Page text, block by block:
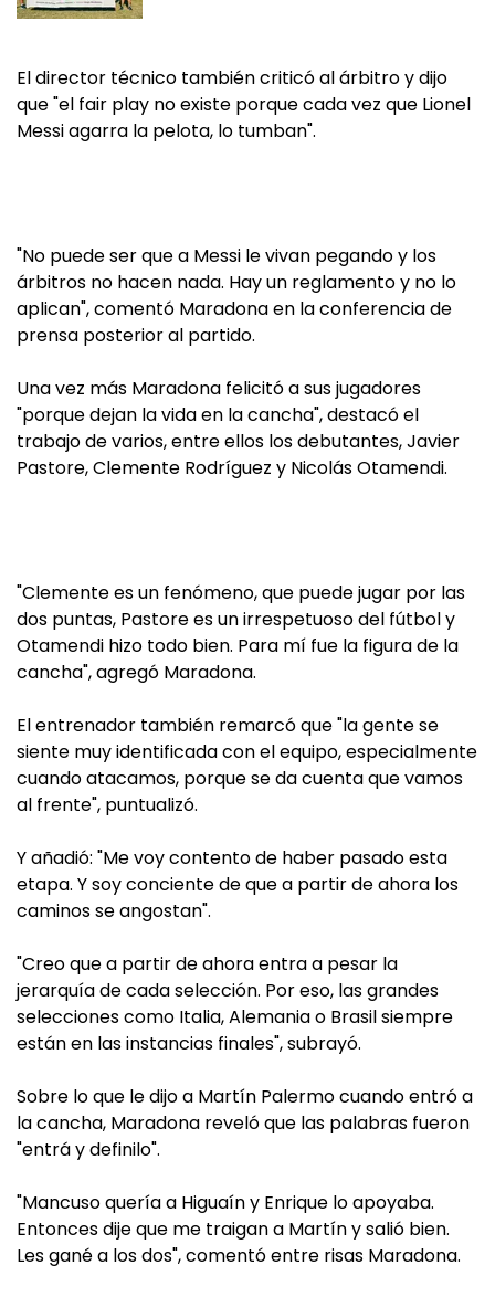
El director técnico también criticó al árbitro y dijo
que "el fair play no existe porque cada vez que Lionel
Messi agarra la pelota, lo tumban".
"No puede ser que a Messi le vivan pegando y los
árbitros no hacen nada. Hay un reglamento y no lo
aplican", comentó Maradona en la conferencia de
prensa posterior al partido.
Una vez más Maradona felicitó a sus jugadores
"porque dejan la vida en la cancha", destacó el
trabajo de varios, entre ellos los debutantes, Javier
Pastore, Clemente Rodríguez y Nicolás Otamendi.
"Clemente es un fenómeno, que puede jugar por las
dos puntas, Pastore es un irrespetuoso del fútbol y
Otamendi hizo todo bien. Para mí fue la figura de la
cancha", agregó Maradona.
El entrenador también remarcó que "la gente se
siente muy identificada con el equipo, especialmente
cuando atacamos, porque se da cuenta que vamos
al frente", puntualizó.
Y añadió: "Me voy contento de haber pasado esta
etapa. Y soy conciente de que a partir de ahora los
caminos se angostan".
"Creo que a partir de ahora entra a pesar la
jerarquía de cada selección. Por eso, las grandes
selecciones como Italia, Alemania o Brasil siempre
están en las instancias finales", subrayó.
Sobre lo que le dijo a Martín Palermo cuando entró a
la cancha, Maradona reveló que las palabras fueron
"entrá y definilo".
"Mancuso quería a Higuaín y Enrique lo apoyaba.
Entonces dije que me traigan a Martín y salió bien.
Les gané a los dos", comentó entre risas Maradona.